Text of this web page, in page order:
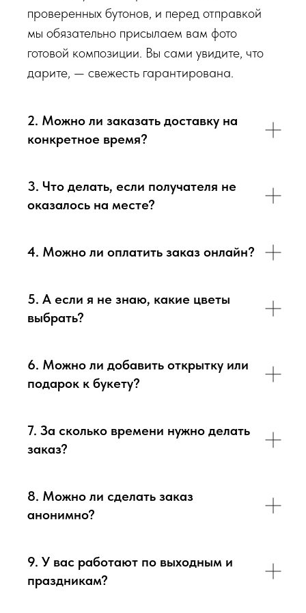
Перед тем как отправить букет на доставку мы обязательно
пришлем Вам на согласование фото и видео
непосредственно того букета, который наш флорист собрал
для Вас.
проверенных бутонов, и перед отправкой
мы обязательно присылаем вам фото
готовой композиции. Вы сами увидите, что
дарите, — свежесть гарантирована.
2. Можно ли заказать доставку на
конкретное время?
3. Что делать, если получателя не
оказалось на месте?
4. Можно ли оплатить заказ онлайн?
5. А если я не знаю, какие цветы
выбрать?
6. Можно ли добавить открытку или
подарок к букету?
7. За сколько времени нужно делать
заказ?
8. Можно ли сделать заказ
анонимно?
9. У вас работают по выходным и
праздникам?